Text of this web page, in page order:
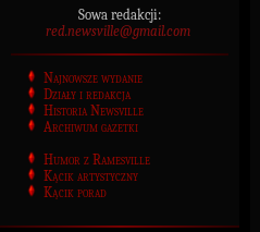
Sowa redakcji:
red.newsville@gmail.com
Najnowsze wydanie
Działy i redakcja
Historia Newsville
Archiwum gazetki
Humor z Ramesville
Kącik artystyczny
Kącik porad